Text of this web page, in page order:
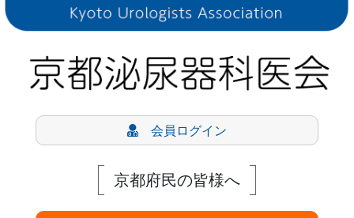
会員ログイン
京都府民の皆様へ